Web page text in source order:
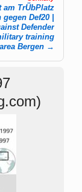
am TrÜbPlatz
Def20 |
Defender
training
area Bergen →